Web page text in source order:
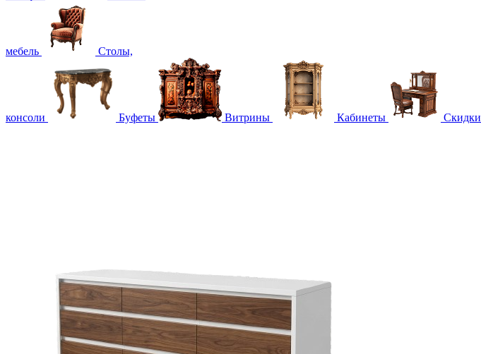
мебель Столы,
консоли Буфеты Витрины Кабинеты Скидки